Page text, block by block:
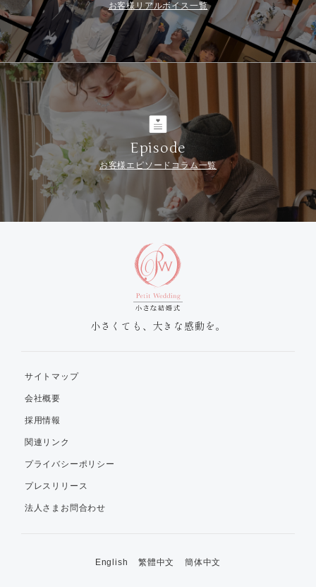
お客様リアルボイス一覧
Episode
お客様エピソードコラム一覧
小さくても、大きな感動を。
サイトマップ
会社概要
採用情報
関連リンク
プライバシーポリシー
プレスリリース
法人さまお問合わせ
English 繁體中文 簡体中文